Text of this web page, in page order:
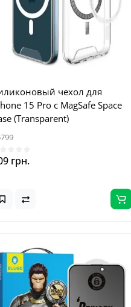
чехол для
15 Pro с MagSafe Space
(Transparent)
грн.